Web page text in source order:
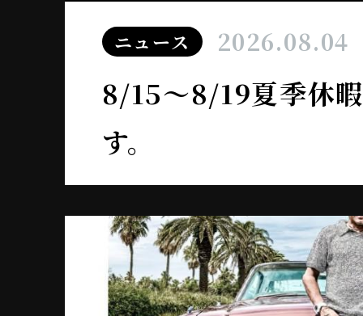
ニュース 2026.08.04
8/15～8/19夏季休
す。